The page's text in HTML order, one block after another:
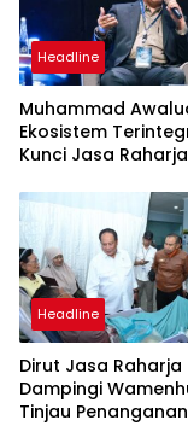
Headline
Muhammad
Ekosistem
Kunci Jasa Raharja
Maksimal Kepada
Masyarakat
Headline
Dirut Jasa Raharja
Dampingi
Tinjau